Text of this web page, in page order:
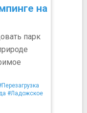
на
парк
#Ладожское